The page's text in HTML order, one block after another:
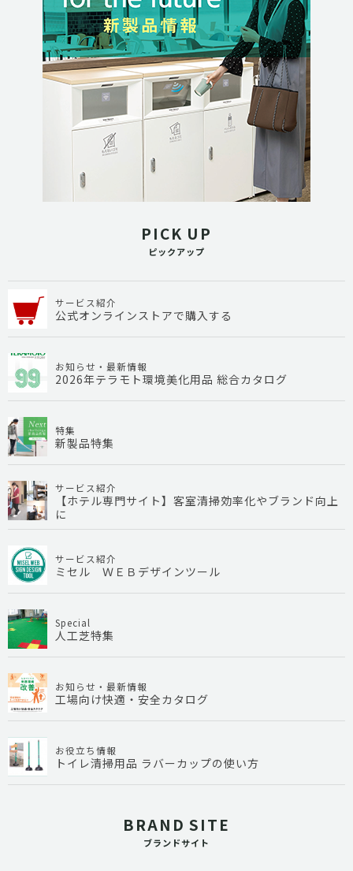
PICK UP
ピックアップ
サービス紹介
公式オンラインストアで購入する
お知らせ・最新情報
2026年テラモト環境美化用品 総合カタログ
特集
新製品特集
サービス紹介
【ホテル専門サイト】客室清掃効率化やブランド向上
に
サービス紹介
ミセル ＷＥＢデザインツール
Special
人工芝特集
お知らせ・最新情報
工場向け快適・安全カタログ
お役立ち情報
トイレ清掃用品 ラバーカップの使い方
BRAND SITE
ブランドサイト